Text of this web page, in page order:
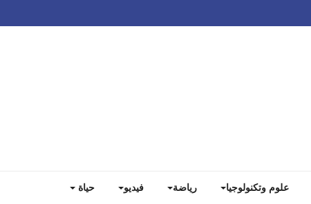
علوم وتكنولوجيا رياضة فيديو حياة